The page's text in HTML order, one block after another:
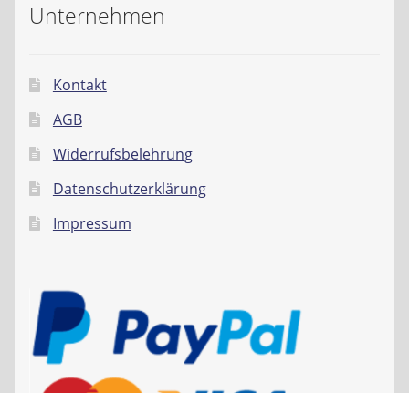
Unternehmen
Kontakt
AGB
Widerrufsbelehrung
Datenschutzerklärung
Impressum